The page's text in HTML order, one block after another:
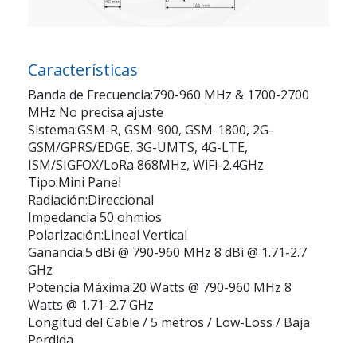
Características
Banda de Frecuencia:790-960 MHz & 1700-2700
MHz No precisa ajuste
Sistema:GSM-R, GSM-900, GSM-1800, 2G-
GSM/GPRS/EDGE, 3G-UMTS, 4G-LTE,
ISM/SIGFOX/LoRa 868MHz, WiFi-2.4GHz
Tipo:Mini Panel
Radiación:Direccional
Impedancia 50 ohmios
Polarización:Lineal Vertical
Ganancia:5 dBi @ 790-960 MHz 8 dBi @ 1.71-2.7
GHz
Potencia Máxima:20 Watts @ 790-960 MHz 8
Watts @ 1.71-2.7 GHz
Longitud del Cable / 5 metros / Low-Loss / Baja